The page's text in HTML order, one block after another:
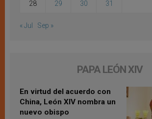
28 29 30 31
« Jul Sep »
PAPA LEÓN XIV
En virtud del acuerdo con
China, León XIV nombra un
nuevo obispo